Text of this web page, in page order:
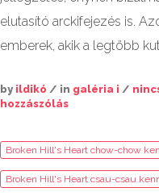
elutasító arckifejezés is.
emberek, akik a legtöbb
by ildikó / in galéria i /
hozzászólás
Broken Hill's Heart chow-chow
Broken Hill's Heart csau-csau